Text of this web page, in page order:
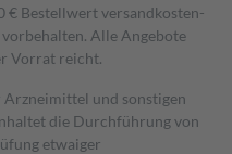
€ Bestell­wert versand­kosten­
Alle Angebote
Vorrat reicht.
Arzneimittel und sonstigen
die Durchführung von
etwaiger